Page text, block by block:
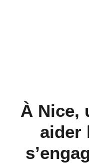
À Nice,
aider